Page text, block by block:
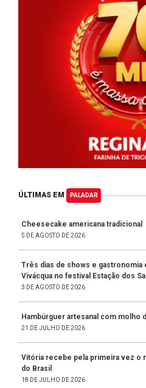
ÚLTIMAS EM PALADAR
Cheesecake americana tradicional
5 DE AGOSTO DE 2026
Três dias de shows e
Vivácqua no festival Estação dos
3 DE AGOSTO DE 2026
Hambúrguer artesanal com molho
21 DE JULHO DE 2026
Vitória recebe pela primeira vez o
do Brasil
18 DE JULHO DE 2026